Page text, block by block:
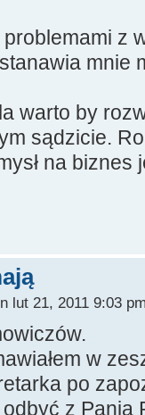
z
mnie
warto by
sądzicie.
na biznes
lut 21, 2011 9:03
w
po
z Panią